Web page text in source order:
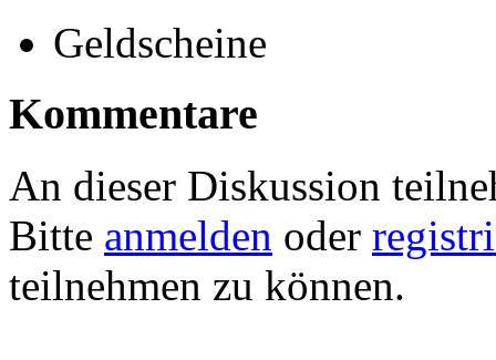
Geldscheine
Kommentare
An dieser Diskussion
Bitte anmelden oder
teilnehmen zu können.